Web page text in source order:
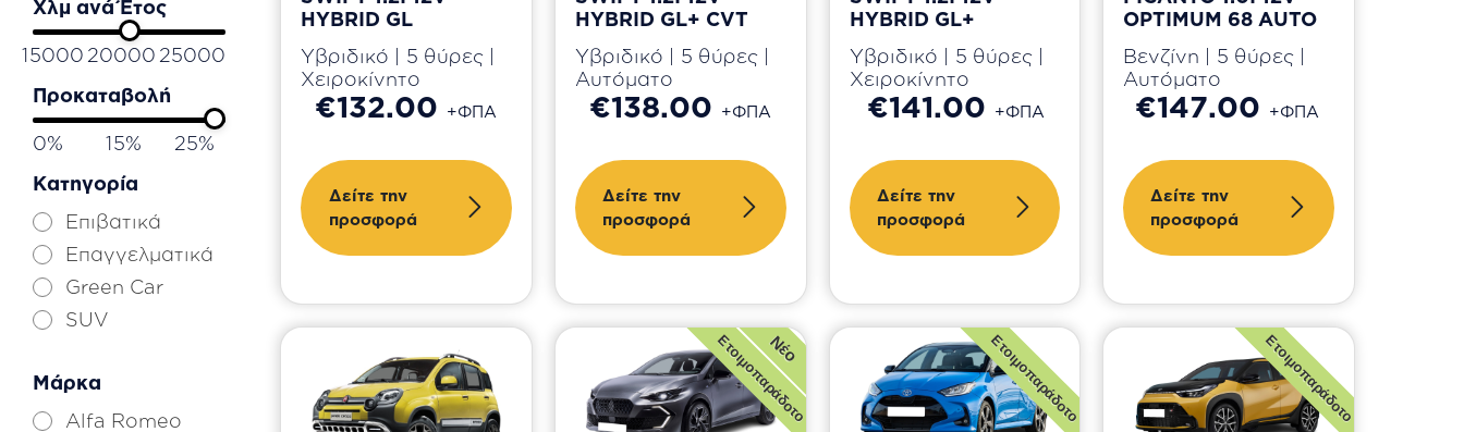
Χλμ ανά Έτος
15000 20000 25000
Προκαταβολή
0% 15%
25%
Κατηγορία
Επιβατικά
Επαγγελματικά
Green Car
SUV
Μάρκα
Alfa Romeo
HYBRID GL
Υβριδικό | 5 θύρες |
Χειροκίνητο
€132.00 +ΦΠΑ
Δείτε την
προσφορά
HYBRID GL+ CVT
Υβριδικό | 5 θύρες |
Αυτόματο
€138.00 +ΦΠΑ
Δείτε την
προσφορά
HYBRID GL+
Υβριδικό | 5 θύρες |
Χειροκίνητο
€141.00 +ΦΠΑ
Δείτε την
προσφορά
OPTIMUM 68 AUTO
Βενζίνη | 5 θύρες |
Αυτόματο
€147.00 +ΦΠΑ
Δείτε την
προσφορά
Νέο
Ετοιμοπαράδοτο Ετοιμοπαράδοτο Ετοιμοπαράδοτο